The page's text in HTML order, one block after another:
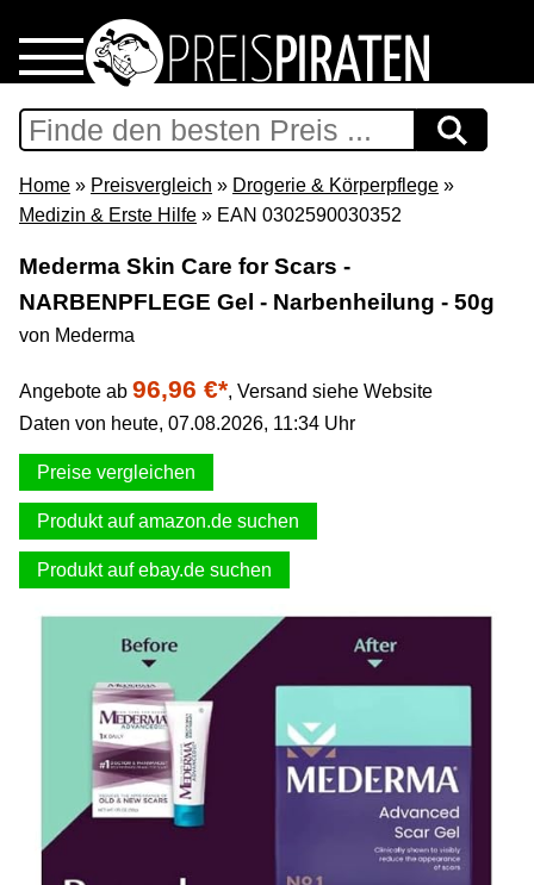
Home
Download
Support & Newsletter
Presse
Datenschutz
Impressum
Home » Preisvergleich » Drogerie & Körperpflege »
Medizin & Erste Hilfe » EAN 0302590030352
Mederma Skin Care for Scars -
NARBENPFLEGE Gel - Narbenheilung - 50g
von Mederma
Angebote ab 96,96 €*, Versand siehe Website
Daten von heute, 07.08.2026, 11:34 Uhr
Preise vergleichen
Produkt auf amazon.de suchen
Produkt auf ebay.de suchen